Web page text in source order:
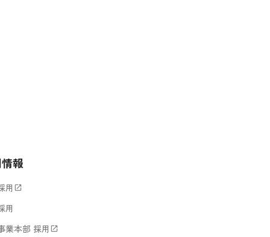
報
用 open_in_new
用
業本部 採用 open_in_new